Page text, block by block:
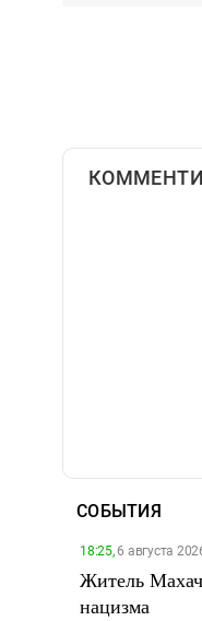
СОБЫТИЯ
18:25,6 августа
Житель
нацизма